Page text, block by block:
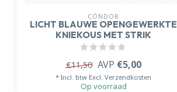
CÓNDOR
LICHT BLAUWE OPENGEWERKTE
KNIEKOUS MET STRIK
€11,50 AVP €5,00
* Incl. btw Excl. Verzendkosten
Op voorraad